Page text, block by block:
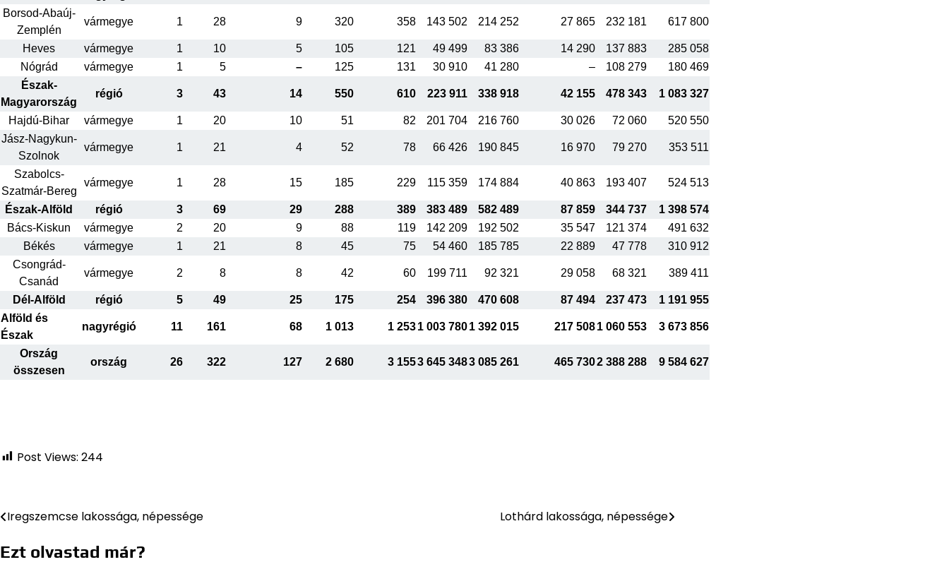
Borsod-Abaúj-
Zemplén
vármegye 1 28 9 320 358 143 502 214 252 27 865 232 181 617 800
Heves vármegye 1 10 5 105 121 49 499 83 386 14 290 137 883
285 058
Nógrád
vármegye 1 5 – 125 131 30 910 41 280 – 108 279
180 469
Észak-
Magyarország
régió 3 43 14 550 610 223 911 338 918 42 155 478 343 1 083 327
Hajdú-Bihar vármegye 1 20 10 51 82 201 704 216 760 30 026 72 060
520 550
Jász-Nagykun-
Szolnok
vármegye 1 21 4 52 78 66 426 190 845 16 970 79 270 353 511
Szabolcs-
Szatmár-Bereg
vármegye 1 28 15 185 229 115 359 174 884 40 863 193 407 524 513
Észak-Alföld régió 3 69 29 288 389 383 489 582 489 87 859 344 737
1 398 574
Bács-Kiskun
vármegye 2 20 9 88 119 142 209 192 502 35 547 121 374
491 632
Békés
vármegye 1 21 8 45 75 54 460 185 785 22 889 47 778
310 912
Csongrád-
Csanád
vármegye 2 8 8 42 60 199 711 92 321 29 058 68 321 389 411
Dél-Alföld régió 5 49 25 175 254 396 380 470 608 87 494 237 473
1 191 955
Alföld és
Észak
nagyrégió 11 161 68 1 013 1 2531 003 7801 392 015 217 5081 060 553 3 673 856
Ország
összesen
ország 26 322 127 2 680 3 1553 645 3483 085 261 465 7302 388 288 9 584 627
Post Views: 244
Bejegyzés
navigáció
Iregszemcse lakossága, népessége Lothárd lakossága, népessége
Ezt olvastad már?